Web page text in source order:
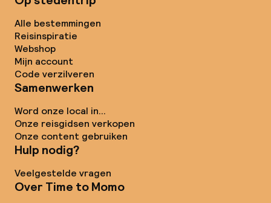
Alle bestemmingen
Reisinspiratie
Webshop
Mijn account
Code verzilveren
Samenwerken
Word onze local in...
Onze reisgidsen verkopen
Onze content gebruiken
Hulp nodig?
Veelgestelde vragen
Over Time to Momo